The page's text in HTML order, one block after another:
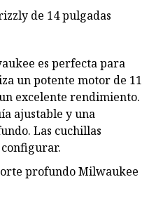
de 14 pulgadas
es perfecta para
un potente motor de 11
excelente rendimiento.
ajustable y una
Las cuchillas
profundo Milwaukee